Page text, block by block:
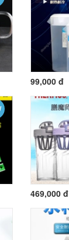
99,000 đ
469,000 đ